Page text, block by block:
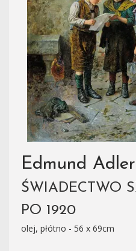
Edmund Adler
ŚWIADECTWO
PO 1920
olej, płótno - 56 x 69cm